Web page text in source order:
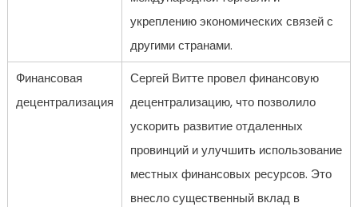
укреплению экономических связей с
другими странами.
Финансовая
децентрализация
Сергей Витте провел финансовую
децентрализацию, что позволило
ускорить развитие отдаленных
провинций и улучшить использование
местных финансовых ресурсов. Это
внесло существенный вклад в